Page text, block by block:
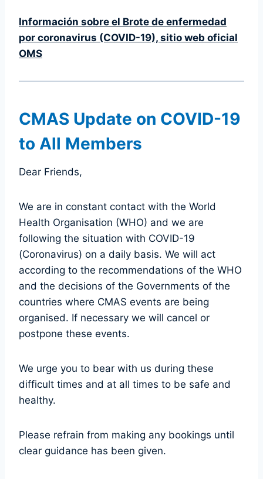
Información sobre el Brote de enfermedad
por coronavirus (COVID-19), sitio web oficial
OMS
CMAS Update on COVID-19
to All Members
Dear Friends,
We are in constant contact with the World
Health Organisation (WHO) and we are
following the situation with COVID-19
(Coronavirus) on a daily basis. We will act
according to the recommendations of the WHO
and the decisions of the Governments of the
countries where CMAS events are being
organised. If necessary we will cancel or
postpone these events.
We urge you to bear with us during these
difficult times and at all times to be safe and
healthy.
Please refrain from making any bookings until
clear guidance has been given.